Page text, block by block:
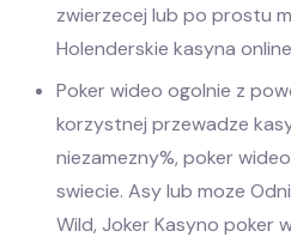
zwierzecej lub po prostu
Holenderskie kasyna
Poker wideo ogolnie z
korzystnej przewadze
niezamezny%, poker
swiecie. Asy lub moze
Wild, Joker Kasyno poker